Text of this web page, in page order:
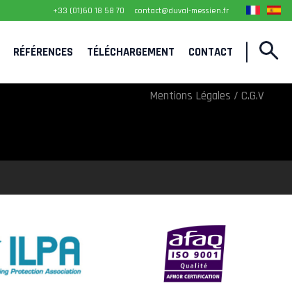
+33 (01)60 18 58 70 contact@duval-messien.fr
RÉFÉRENCES TÉLÉCHARGEMENT CONTACT
Recrutement
Mentions Légales / C.G.V